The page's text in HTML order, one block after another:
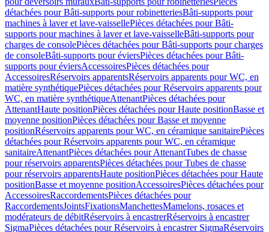
détachées pour Bâti-supports pour robinetteriesBâti-supports pour
machines à laver et lave-vaissellePièces détachées pour Bâti-
supports pour machines à laver et lave-vaisselleBâti-supports pour
charges de consolePièces détachées pour Bâti-supports pour charges
de consoleBâti-supports pour éviersPièces détachées pour Bâti-
supports pour éviersAccessoiresPièces détachées pour
AccessoiresRéservoirs apparentsRéservoirs apparents pour WC, en
matière synthétiquePièces détachées pour Réservoirs apparents pour
WC, en matière synthétiqueAttenantPièces détachées pour
AttenantHaute positionPièces détachées pour Haute positionBasse et
moyenne positionPièces détachées pour Basse et moyenne
positionRéservoirs apparents pour WC, en céramique sanitairePièces
détachées pour Réservoirs apparents pour WC, en céramique
sanitaireAttenantPièces détachées pour AttenantTubes de chasse
pour réservoirs apparentsPièces détachées pour Tubes de chasse
pour réservoirs apparentsHaute positionPièces détachées pour Haute
positionBasse et moyenne positionAccessoiresPièces détachées pour
AccessoiresRaccordementsPièces détachées pour
RaccordementsJointsFixationsManchettesMamelons, rosaces et
modérateurs de débitRéservoirs à encastrerRéservoirs à encastrer
SigmaPièces détachées pour Réservoirs à encastrer SigmaRéservoirs